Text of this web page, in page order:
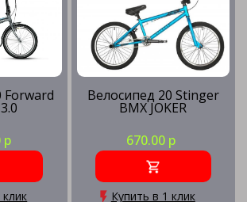
Forward
р
Велосипед 20 Stinger
BMX JOKER
670.00 р
Купить в 1 клик